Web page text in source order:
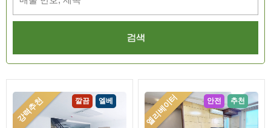
강력추천 깔끔 엘베 엘리베이터 안전 추천